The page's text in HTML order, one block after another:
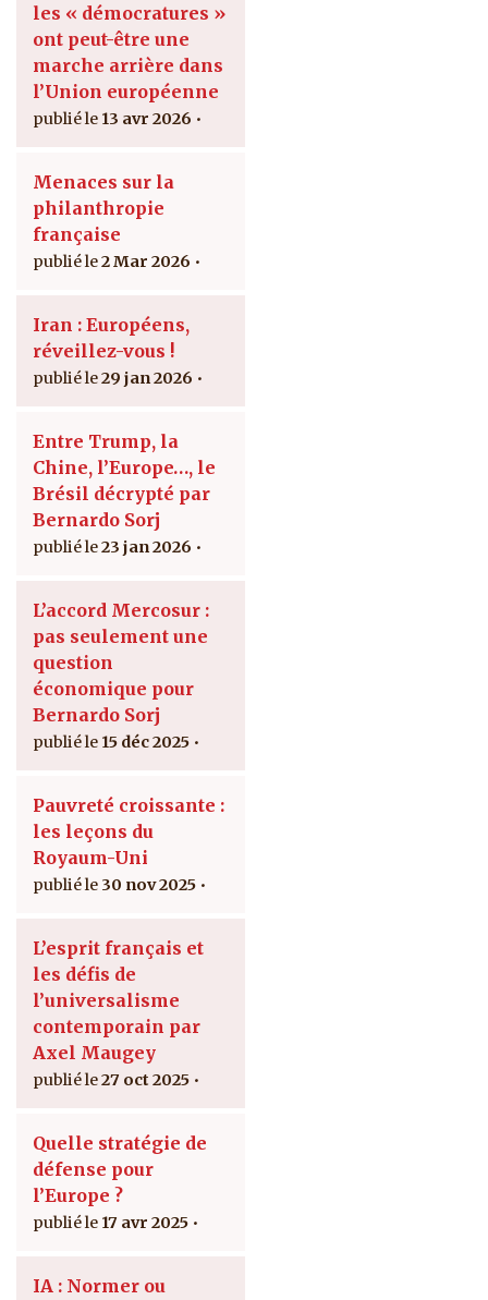
les « démocratures »
ont peut-être une
marche arrière dans
l’Union européenne
13 avr 2026
Menaces sur la
philanthropie
française
2 Mar 2026
Iran : Européens,
réveillez-vous !
29 jan 2026
Entre Trump, la
Chine, l’Europe…, le
Brésil décrypté par
Bernardo Sorj
23 jan 2026
L’accord Mercosur :
pas seulement une
question
économique pour
Bernardo Sorj
15 déc 2025
Pauvreté croissante :
les leçons du
Royaum-Uni
30 nov 2025
L’esprit français et
les défis de
l’universalisme
contemporain par
Axel Maugey
27 oct 2025
Quelle stratégie de
défense pour
l’Europe ?
17 avr 2025
IA : Normer ou